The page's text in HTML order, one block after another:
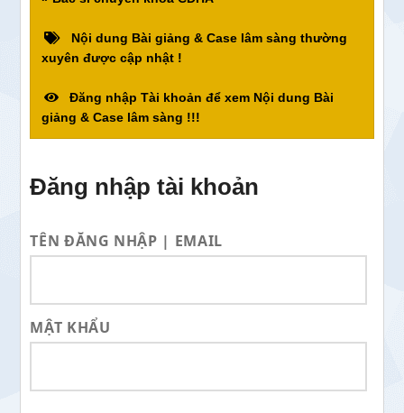
Nội dung Bài giảng & Case lâm sàng thường
xuyên được cập nhật !
Đăng nhập Tài khoản để xem Nội dung Bài
giảng & Case lâm sàng !!!
Đăng nhập tài khoản
TÊN ĐĂNG NHẬP | EMAIL
MẬT KHẨU